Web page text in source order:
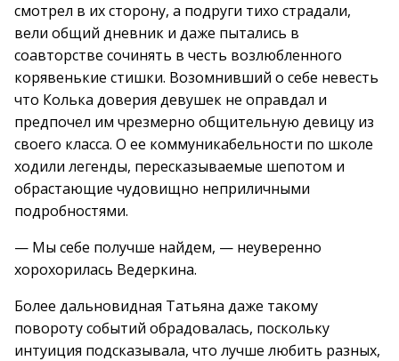
смотрел в их сторону, а подруги тихо страдали,
вели общий дневник и даже пытались в
соавторстве сочинять в честь возлюбленного
корявенькие стишки. Возомнивший о себе невесть
что Колька доверия девушек не оправдал и
предпочел им чрезмерно общительную девицу из
своего класса. О ее коммуникабельности по школе
ходили легенды, пересказываемые шепотом и
обрастающие чудовищно неприличными
подробностями.
— Мы себе получше найдем, — неуверенно
хорохорилась Ведеркина.
Более дальновидная Татьяна даже такому
повороту событий обрадовалась, поскольку
интуиция подсказывала, что лучше любить разных,